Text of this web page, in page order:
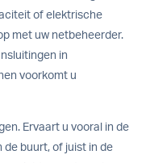
of elektrische
met uw netbeheerder.
in
voorkomt u
Ervaart u vooral in de
de buurt, of juist in de